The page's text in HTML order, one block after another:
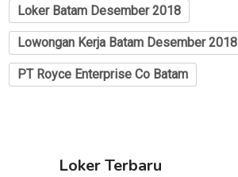
Loker Batam Desember 2018
Lowongan Kerja Batam Desember 2018
PT Royce Enterprise Co Batam
Loker Terbaru